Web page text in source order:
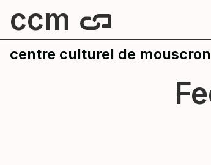
ccm
centre culturel de mouscron